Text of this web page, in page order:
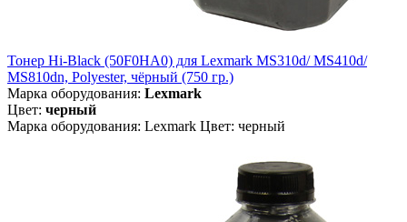
Тонер Hi-Black (50F0HA0) для Lexmark MS310d/ MS410d/
MS810dn, Polyester, чёрный (750 гр.)
Марка оборудования: Lexmark
Цвет: черный
Марка оборудования: Lexmark Цвет: черный